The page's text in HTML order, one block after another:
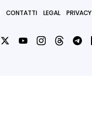
CONTATTI LEGAL PRIVACY